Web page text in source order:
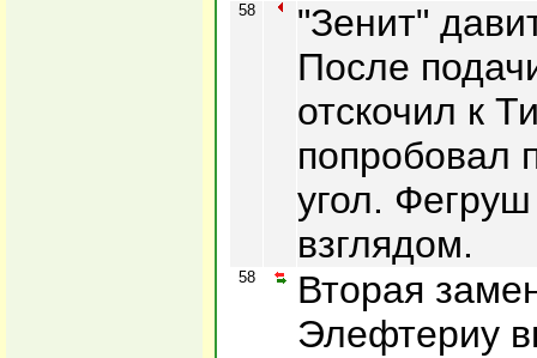
58
"Зенит"
После
отскочил к
попробовал
угол.
взглядом.
58
Вторая
Элефтериу